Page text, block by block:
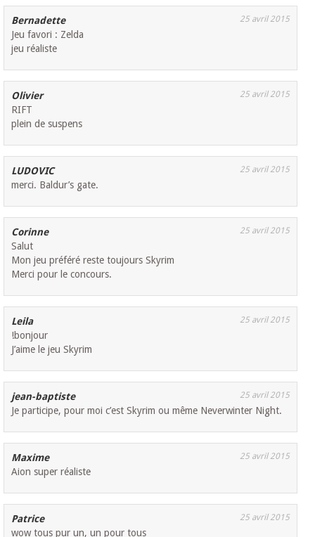
Bernadette 25 avril 2015
Jeu favori : Zelda
jeu réaliste
Olivier 25 avril 2015
RIFT
plein de suspens
LUDOVIC 25 avril 2015
merci. Baldur’s gate.
Corinne 25 avril 2015
Salut
Mon jeu préféré reste toujours Skyrim
Merci pour le concours.
Leila 25 avril 2015
!bonjour
J’aime le jeu Skyrim
jean-baptiste 25 avril 2015
Je participe, pour moi c’est Skyrim ou même Neverwinter Night.
Maxime 25 avril 2015
Aion super réaliste
Patrice 25 avril 2015
wow tous pur un, un pour tous